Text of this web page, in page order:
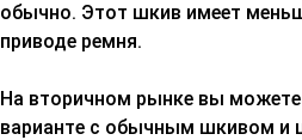
обычно. Этот шкив имеет
приводе ремня.
На вторичном рынке вы можете
варианте с обычным шкивом и